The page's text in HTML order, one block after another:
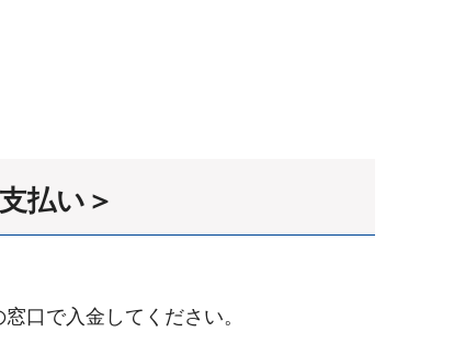
払い＞
窓口で入金してください。